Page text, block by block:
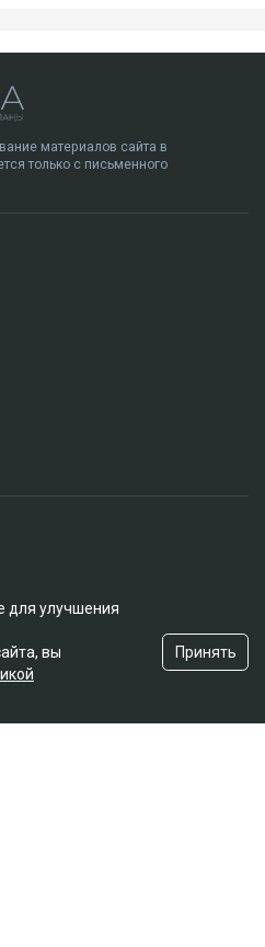
материалов сайта в
только с письменного
для улучшения
вы
Принять